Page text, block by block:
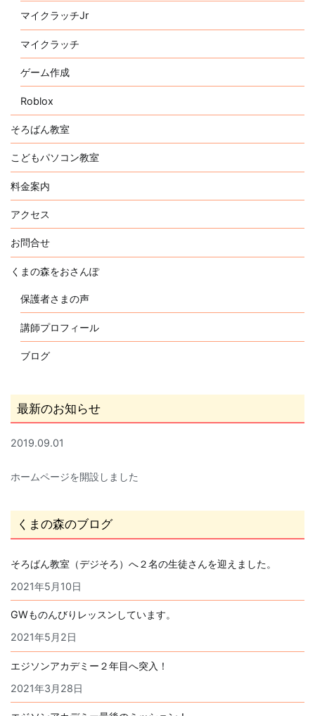
マイクラッチJr
マイクラッチ
ゲーム作成
Roblox
そろばん教室
こどもパソコン教室
料金案内
アクセス
お問合せ
くまの森をおさんぽ
保護者さまの声
講師プロフィール
ブログ
最新のお知らせ
2019.09.01
ホームページを開設しました
くまの森のブログ
そろばん教室（デジそろ）へ２名の生徒さんを迎えました。
2021年5月10日
GWものんびりレッスンしています。
2021年5月2日
エジソンアカデミー２年目へ突入！
2021年3月28日